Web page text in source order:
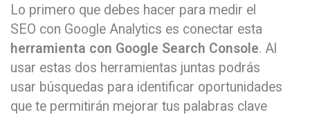
Lo primero que debes hacer para medir el
SEO con Google Analytics es conectar esta
herramienta con Google Search Console. Al
usar estas dos herramientas juntas podrás
usar búsquedas para identificar oportunidades
que te permitirán mejorar tus palabras clave